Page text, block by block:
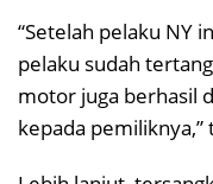
“Setelah pelaku NY
pelaku sudah
motor juga berhasil
kepada